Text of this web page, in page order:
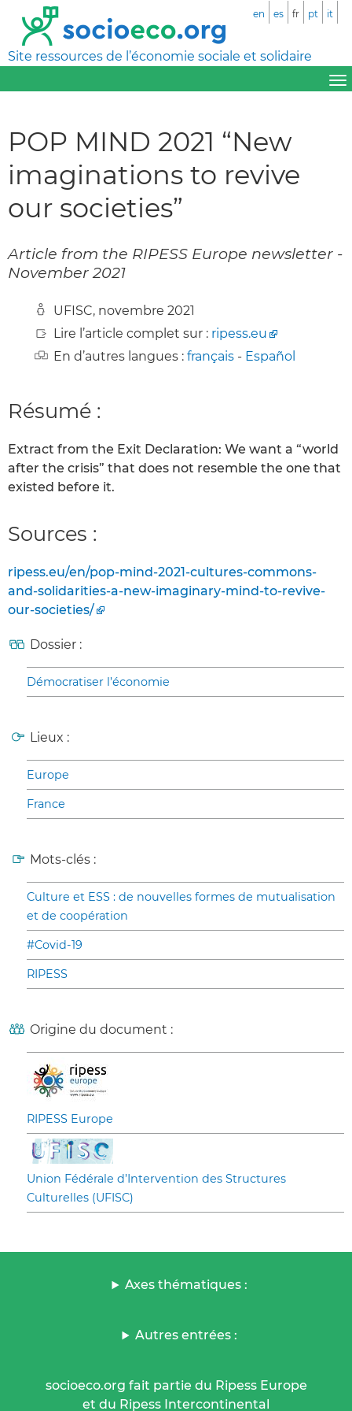
Site ressources de l’économie sociale et solidaire
en es fr pt it
POP MIND 2021 “New
imaginations to revive
our societies”
Article from the RIPESS Europe newsletter -
November 2021
UFISC, novembre 2021
Lire l’article complet sur : ripess.eu
En d’autres langues : français - Español
Résumé :
Extract from the Exit Declaration: We want a “world
after the crisis” that does not resemble the one that
existed before it.
Sources :
ripess.eu/en/pop-mind-2021-cultures-commons-
and-solidarities-a-new-imaginary-mind-to-revive-
our-societies/
Dossier :
Démocratiser l’économie
Lieux :
Europe
France
Mots-clés :
Culture et ESS : de nouvelles formes de mutualisation
et de coopération
#Covid-19
RIPESS
Origine du document :
RIPESS Europe
Union Fédérale d’Intervention des Structures
Culturelles (UFISC)
Axes thématiques :
Autres entrées :
socioeco.org fait partie du Ripess Europe
et du Ripess Intercontinental